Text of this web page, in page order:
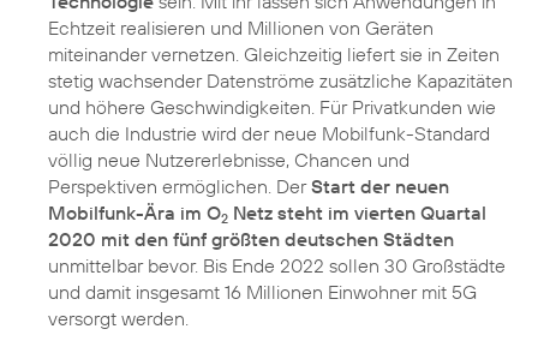
Echtzeit realisieren und Millionen von Geräten
miteinander vernetzen. Gleichzeitig liefert sie in Zeiten
stetig wachsender Datenströme zusätzliche Kapazitäten
und höhere Geschwindigkeiten. Für Privatkunden wie
auch die Industrie wird der neue Mobilfunk-Standard
völlig neue Nutzererlebnisse, Chancen und
Perspektiven ermöglichen. DerStart der neuen
Mobilfunk-Ära im O2 Netz steht im vierten Quartal
2020 mit den fünf größten deutschen Städten
unmittelbar bevor. Bis Ende 2022 sollen 30 Großstädte
und damit insgesamt 16 Millionen Einwohner mit 5G